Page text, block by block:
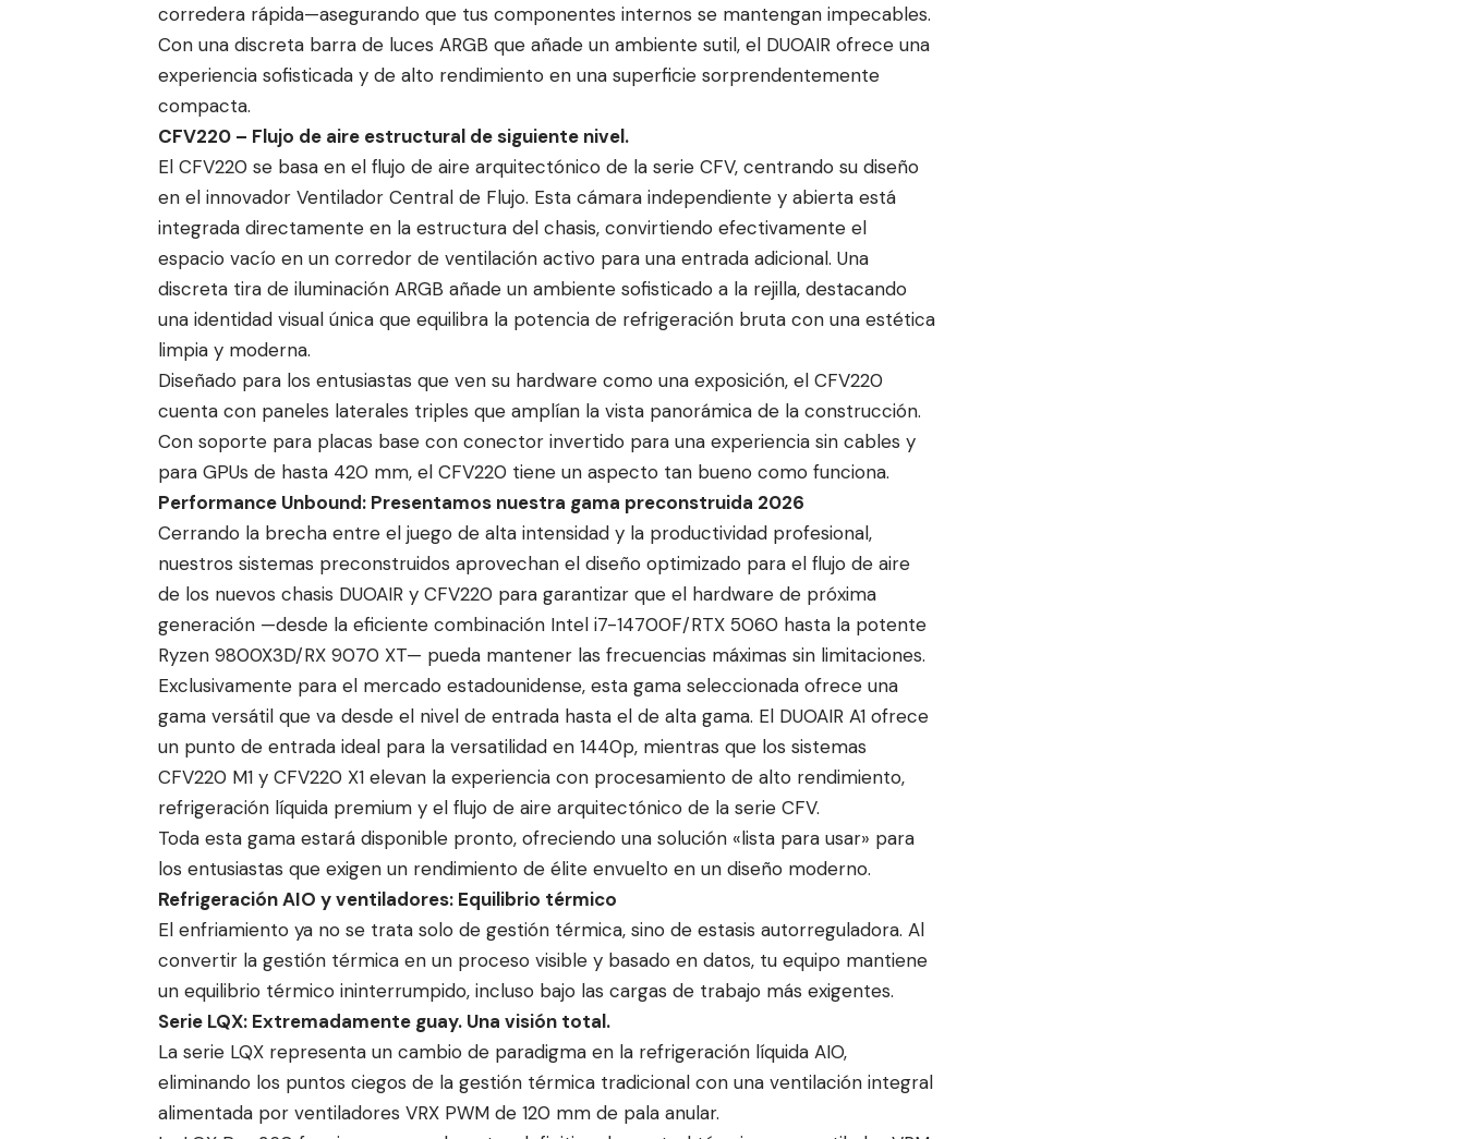
corredera rápida—asegurando que tus componentes internos se mantengan impecables.
Con una discreta barra de luces ARGB que añade un ambiente sutil, el DUOAIR ofrece una
experiencia sofisticada y de alto rendimiento en una superficie sorprendentemente
compacta.
CFV220 – Flujo de aire estructural de siguiente nivel.
El CFV220 se basa en el flujo de aire arquitectónico de la serie CFV, centrando su diseño
en el innovador Ventilador Central de Flujo. Esta cámara independiente y abierta está
integrada directamente en la estructura del chasis, convirtiendo efectivamente el
espacio vacío en un corredor de ventilación activo para una entrada adicional. Una
discreta tira de iluminación ARGB añade un ambiente sofisticado a la rejilla, destacando
una identidad visual única que equilibra la potencia de refrigeración bruta con una estética
limpia y moderna.
Diseñado para los entusiastas que ven su hardware como una exposición, el CFV220
cuenta con paneles laterales triples que amplían la vista panorámica de la construcción.
Con soporte para placas base con conector invertido para una experiencia sin cables y
para GPUs de hasta 420 mm, el CFV220 tiene un aspecto tan bueno como funciona.
Performance Unbound: Presentamos nuestra gama preconstruida 2026
Cerrando la brecha entre el juego de alta intensidad y la productividad profesional,
nuestros sistemas preconstruidos aprovechan el diseño optimizado para el flujo de aire
de los nuevos chasis DUOAIR y CFV220 para garantizar que el hardware de próxima
generación —desde la eficiente combinación Intel i7-14700F/RTX 5060 hasta la potente
Ryzen 9800X3D/RX 9070 XT— pueda mantener las frecuencias máximas sin limitaciones.
Exclusivamente para el mercado estadounidense, esta gama seleccionada ofrece una
gama versátil que va desde el nivel de entrada hasta el de alta gama. El DUOAIR A1 ofrece
un punto de entrada ideal para la versatilidad en 1440p, mientras que los sistemas
CFV220 M1 y CFV220 X1 elevan la experiencia con procesamiento de alto rendimiento,
refrigeración líquida premium y el flujo de aire arquitectónico de la serie CFV.
Toda esta gama estará disponible pronto, ofreciendo una solución «lista para usar» para
los entusiastas que exigen un rendimiento de élite envuelto en un diseño moderno.
Refrigeración AIO y ventiladores: Equilibrio térmico
El enfriamiento ya no se trata solo de gestión térmica, sino de estasis autorreguladora. Al
convertir la gestión térmica en un proceso visible y basado en datos, tu equipo mantiene
un equilibrio térmico ininterrumpido, incluso bajo las cargas de trabajo más exigentes.
Serie LQX: Extremadamente guay. Una visión total.
La serie LQX representa un cambio de paradigma en la refrigeración líquida AIO,
eliminando los puntos ciegos de la gestión térmica tradicional con una ventilación integral
alimentada por ventiladores VRX PWM de 120 mm de pala anular.